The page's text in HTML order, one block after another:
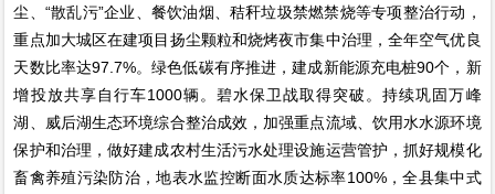
尘、“散乱污”企业、餐饮油烟、秸秆垃圾禁燃禁烧等专项整治行动，
重点加大城区在建项目扬尘颗粒和烧烤夜市集中治理，全年空气优良
天数比率达97.7%。绿色低碳有序推进，建成新能源充电桩90个，新
增投放共享自行车1000辆。碧水保卫战取得突破。持续巩固万峰
湖、威后湖生态环境综合整治成效，加强重点流域、饮用水水源环境
保护和治理，做好建成农村生活污水处理设施运营管护，抓好规模化
畜禽养殖污染防治，地表水监控断面水质达标率100%，全县集中式